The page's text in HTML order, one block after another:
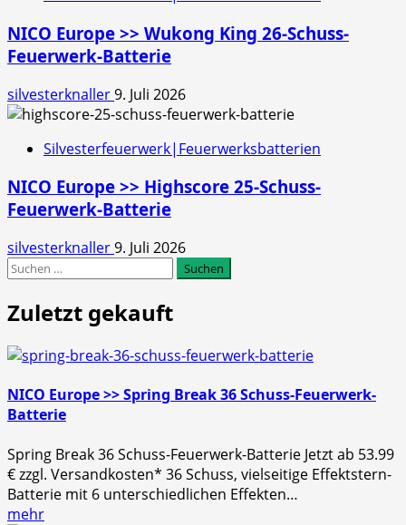
NICO Europe >> Wukong King 26-Schuss-
Feuerwerk-Batterie
silvesterknaller9. Juli 2026
Silvesterfeuerwerk|Feuerwerksbatterien
NICO Europe >> Highscore 25-Schuss-
Feuerwerk-Batterie
silvesterknaller9. Juli 2026
Suchen
Zuletzt gekauft
NICO Europe >> Spring Break 36 Schuss-Feuerwerk-
Batterie
Spring Break 36 Schuss-Feuerwerk-Batterie Jetzt ab 53.99
€ zzgl. Versandkosten* 36 Schuss, vielseitige Effektstern-
Batterie mit 6 unterschiedlichen Effekten…
mehr